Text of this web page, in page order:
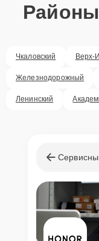
Чкаловский Верх-
Железнодорожный
Ленинский